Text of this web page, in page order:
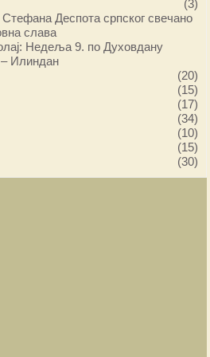
(3)
Деспота српског свечано
слава
Недеља 9. по Духовдану
– Илиндан
(20)
(15)
(17)
(34)
(10)
(15)
(30)